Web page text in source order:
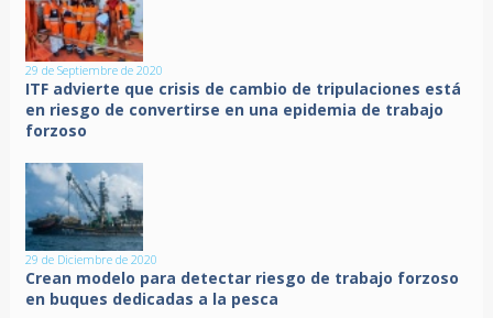
29 de Septiembre de 2020
ITF advierte que crisis de cambio de tripulaciones está
en riesgo de convertirse en una epidemia de trabajo
forzoso
29 de Diciembre de 2020
Crean modelo para detectar riesgo de trabajo forzoso
en buques dedicadas a la pesca